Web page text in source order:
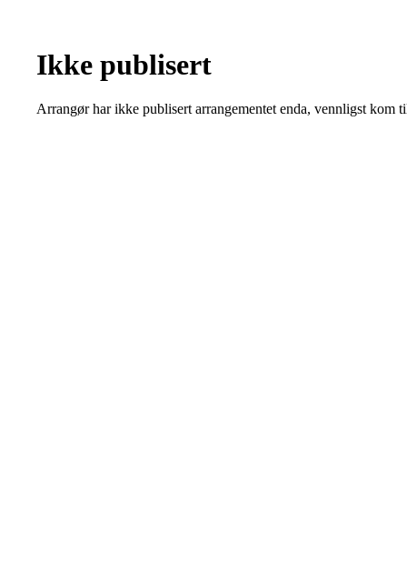
Ikke publisert
Arrangør har ikke publisert arrangementet enda, vennligst kom